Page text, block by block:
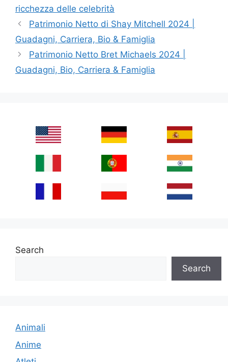
ricchezza delle celebrità
Patrimonio Netto di Shay Mitchell 2024 |
Guadagni, Carriera, Bio & Famiglia
Patrimonio Netto Bret Michaels 2024 |
Guadagni, Bio, Carriera & Famiglia
Search
Search
Animali
Anime